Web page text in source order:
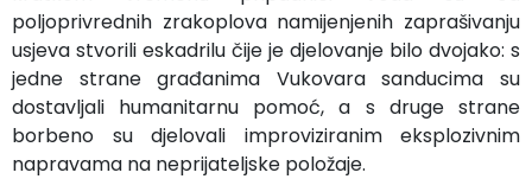
poljoprivrednih zrakoplova namijenjenih zaprašivanju
usjeva stvorili eskadrilu čije je djelovanje bilo dvojako: s
jedne strane građanima Vukovara sanducima su
dostavljali humanitarnu pomoć, a s druge strane
borbeno su djelovali improviziranim eksplozivnim
napravama na neprijateljske položaje.